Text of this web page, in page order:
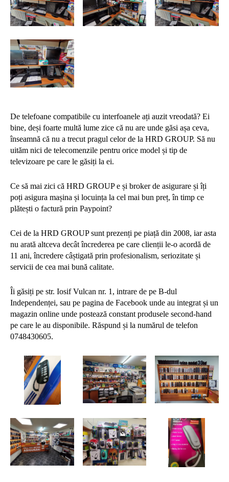
De telefoane compatibile cu interfoanele ați auzit vreodată? Ei
bine, deși foarte multă lume zice că nu are unde găsi așa ceva,
înseamnă că nu a trecut pragul celor de la HRD GROUP. Să nu
uităm nici de telecomenzile pentru orice model și tip de
televizoare pe care le găsiți la ei.
Ce să mai zici că HRD GROUP e și broker de asigurare și îți
poți asigura mașina și locuința la cel mai bun preț, în timp ce
plătești o factură prin Paypoint?
Cei de la HRD GROUP sunt prezenți pe piață din 2008, iar asta
nu arată altceva decât încrederea pe care clienții le-o acordă de
11 ani, încredere câștigată prin profesionalism, seriozitate și
servicii de cea mai bună calitate.
Îi găsiți pe str. Iosif Vulcan nr. 1, intrare de pe B-dul
Independenței, sau pe pagina de Facebook unde au integrat și un
magazin online unde postează constant produsele second-hand
pe care le au disponibile. Răspund și la numărul de telefon
0748430605.